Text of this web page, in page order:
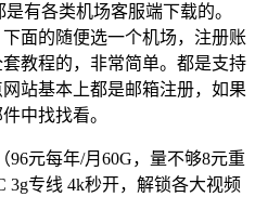
是有各类机场客服端下载的。
下面的随便选一个机场，注册账
教程的，非常简单。都是支持
站基本上都是邮箱注册，如果
中找找看。
96元每年/月60G，量不够8元重
3g专线 4k秒开，解锁各大视频